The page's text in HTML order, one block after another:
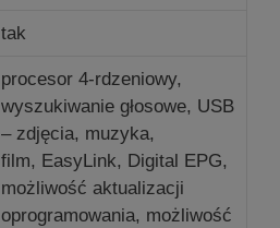
tak
procesor 4-rdzeniowy,
wyszukiwanie głosowe, USB
– zdjęcia, muzyka,
film, EasyLink, Digital EPG,
możliwość aktualizacji
oprogramowania, możliwość